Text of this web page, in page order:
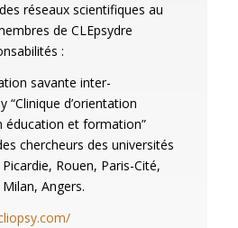
réseaux scientifiques au
de CLEpsydre
:
savante inter-
“Clinique d’orientation
éducation et formation”
chercheurs des universités
Rouen, Paris-Cité,
Angers.